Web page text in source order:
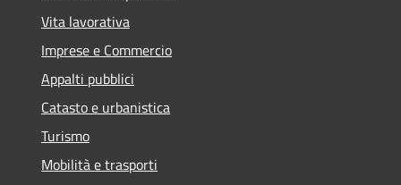
Vita lavorativa
Imprese e Commercio
Appalti pubblici
Catasto e urbanistica
Turismo
Mobilità e trasporti